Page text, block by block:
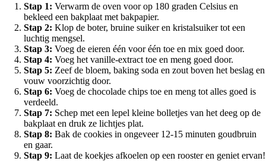
Stap 1: Verwarm de oven voor op 180 graden Celsius en
bekleed een bakplaat met bakpapier.
Stap 2: Klop de boter, bruine suiker en kristalsuiker tot een
luchtig mengsel.
Stap 3: Voeg de eieren één voor één toe en mix goed door.
Stap 4: Voeg het vanille-extract toe en meng goed door.
Stap 5: Zeef de bloem, baking soda en zout boven het beslag en
vouw voorzichtig door.
Stap 6: Voeg de chocolade chips toe en meng tot alles goed is
verdeeld.
Stap 7: Schep met een lepel kleine bolletjes van het deeg op de
bakplaat en druk ze lichtjes plat.
Stap 8: Bak de cookies in ongeveer 12-15 minuten goudbruin
en gaar.
Stap 9: Laat de koekjes afkoelen op een rooster en geniet ervan!